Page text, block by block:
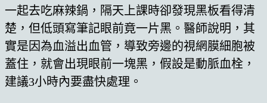
一起去吃麻辣鍋，隔天上課時卻發現黑板看得清
楚，但低頭寫筆記眼前竟一片黑。醫師說明，其
實是因為血溢出血管，導致旁邊的視網膜細胞被
蓋住，就會出現眼前一塊黑，假設是動脈血栓，
建議3小時內要盡快處理。